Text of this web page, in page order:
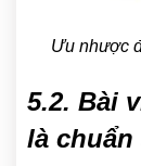
Ưu nhược
5.2. Bài
là chuẩn